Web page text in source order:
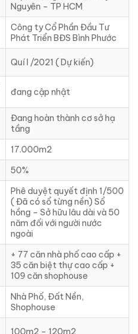
Nguyên – TP HCM
Công ty Cổ Phần Đầu Tư
Phát Triển BĐS Bình Phước
Quí I /2021 ( Dự kiến)
đang cập nhật
Đang hoàn thành cơ sở hạ
tầng
17.000m2
50%
Phê duyệt quyết định 1/500
( Đã có sổ từng nền) Sổ
hồng – Sở hữu lâu dài và 50
năm đối với người nước
ngoài
+ 77 căn nhà phố cao cấp +
35 căn biệt thự cao cấp +
109 căn shophouse
Nhà Phố, Đất Nền,
Shophouse